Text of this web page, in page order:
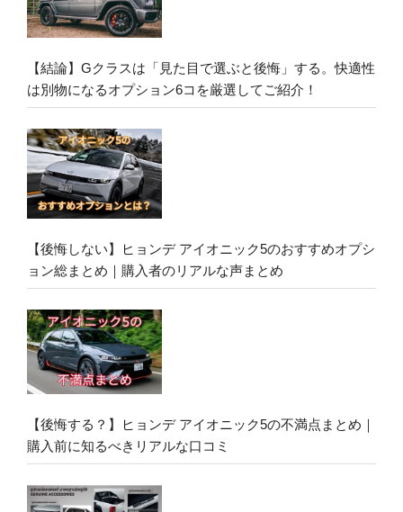
【結論】Gクラスは「見た目で選ぶと後悔」する。快適性
は別物になるオプション6コを厳選してご紹介！
【後悔しない】ヒョンデ アイオニック5のおすすめオプシ
ョン総まとめ｜購入者のリアルな声まとめ
【後悔する？】ヒョンデ アイオニック5の不満点まとめ｜
購入前に知るべきリアルな口コミ